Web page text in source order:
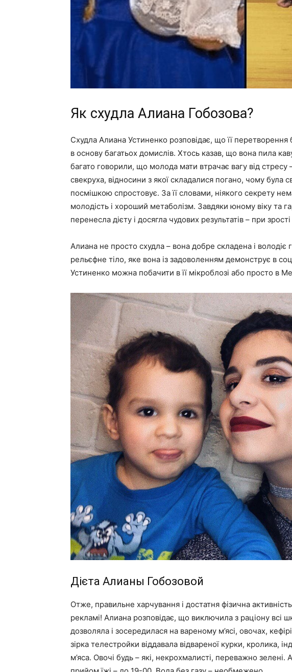
Як схудла Алиана Гобозова?
Схудла Алиана Устиненко розповідає, що її перетворення
в основу багатьох домислів. Хтось казав, що вона пила
багато говорили, що молода мати втрачає вагу від стресу
свекруха, відносини з якої складалися погано, чому була
посмішкою спростовує. За її словами, ніякого секрету
молодість і хороший метаболізм. Завдяки юному віку та
перенесла дієту і досягла чудових результатів – при
Алиана не просто схудла – вона добре складена і володіє
рельєфне тіло, яке вона із задоволенням демонструє в
Устиненко можна побачити в її мікроблозі або просто в
Дієта Алианы Гобозовой
Отже, правильне харчування і достатня фізична
рекламі! Алиана розповідає, що виключила з раціону всі
дозволяла і зосередилася на вареному м’ясі, овочах,
зірка телестройки віддавала відвареної курки, кролика,
м’яса. Овочі будь – які, некрохмалисті, переважно зелені.